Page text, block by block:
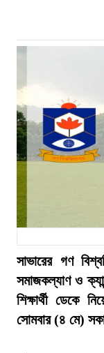
সাভারের গণ
সমাজকল্যাণ ও
শিক্ষার্থী ডেকে
সোমবার (৪ মে)